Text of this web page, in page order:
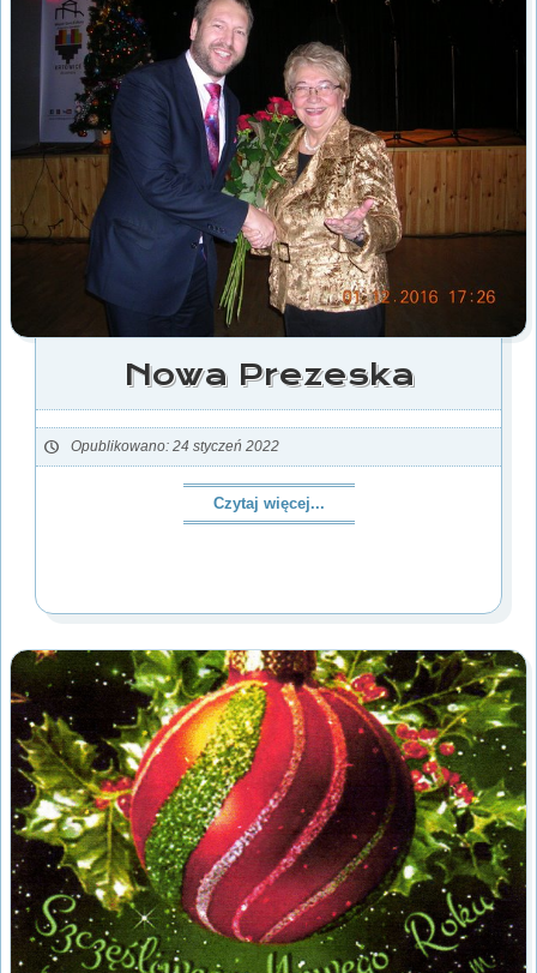
Nowa Prezeska
Opublikowano: 24 styczeń 2022
Czytaj więcej...